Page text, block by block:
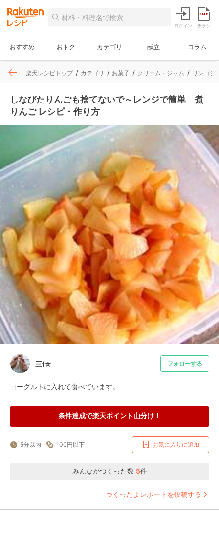
ログイン チラシ
おすすめ おトク カテゴリ 献立 コラム
楽天レシピトップ カテゴリ お菓子 クリーム・ジャム リンゴジ
しなびたりんごも捨てないで～レンジで簡単 煮
りんご レシピ・作り方
三f☆ フォローする
ヨーグルトに入れて食べています。
条件達成で楽天ポイント山分け！
5分以内 100円以下 お気に入りに追加
みんながつくった数 5件
つくったよレポートを投稿する